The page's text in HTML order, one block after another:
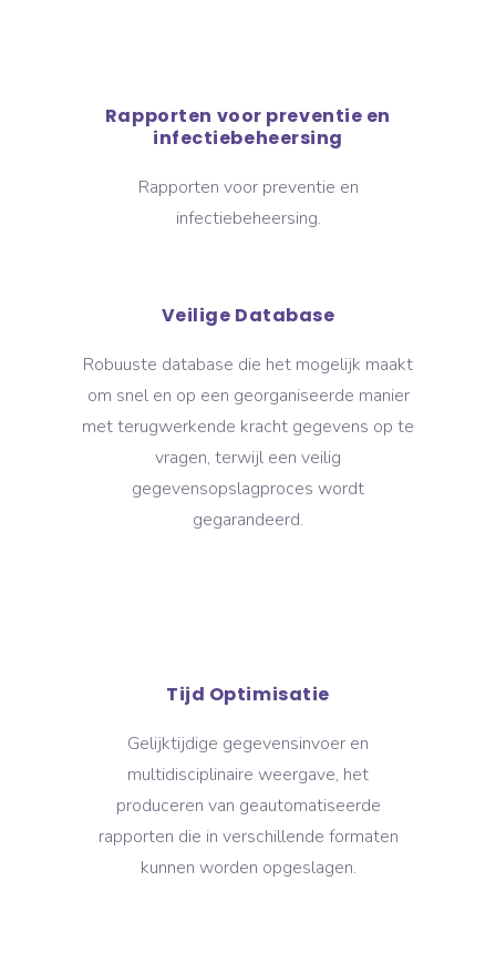
Rapporten voor preventie en
infectiebeheersing
Rapporten voor preventie en
infectiebeheersing.
Veilige Database
Robuuste database die het mogelijk maakt
om snel en op een georganiseerde manier
met terugwerkende kracht gegevens op te
vragen, terwijl een veilig
gegevensopslagproces wordt
gegarandeerd.
Tijd Optimisatie
Gelijktijdige gegevensinvoer en
multidisciplinaire weergave, het
produceren van geautomatiseerde
rapporten die in verschillende formaten
kunnen worden opgeslagen.